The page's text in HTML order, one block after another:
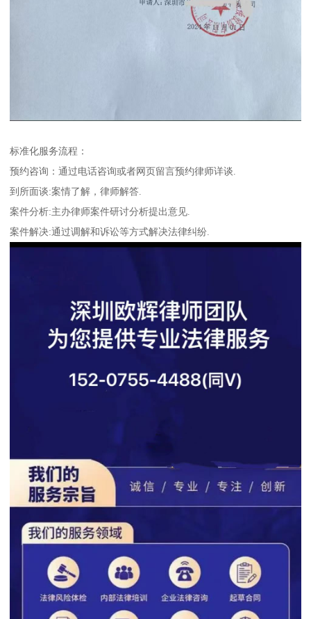
标准化服务流程：
预约咨询：通过电话咨询或者网页留言预约律师详谈.
到所面谈:案情了解，律师解答.
案件分析:主办律师案件研讨分析提出意见.
案件解决:通过调解和诉讼等方式解决法律纠纷.